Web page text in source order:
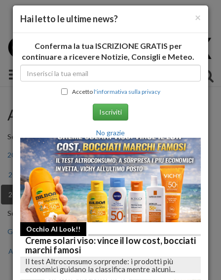
Toggle navigation
Archivio Storico
Seleziona l'anno
2011 2012 2013 2014 2015 2016
2017 2018 2019 2020 2021 2022
2023 2024 2025 2026
Seleziona il mese
Gen Feb Mar
Ago Set Ott
×
Hai letto le ultime news?
Conferma la tua ISCRIZIONE GRATIS per
continuare a ricevere Notizie, Consigli e Meteo.
Accettol'informativa sulla privacy
Iscriviti
No grazie
Occhio Al Look!!
Creme solari viso: vince il low cost, bocciati
marchi famosi
Il test Altroconsumo sorprende: i prodotti più
economici guidano la classifica mentre alcuni...